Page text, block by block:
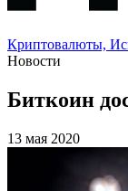
Криптовалюты,
Новости
Биткоин
13 мая 2020